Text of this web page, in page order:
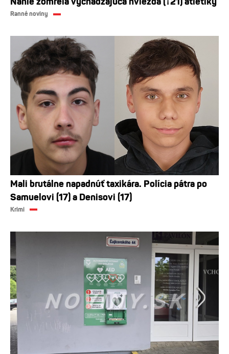
Ranné noviny
Mali brutálne napadnúť taxikára. Polícia pátra po
Samuelovi (17) a Denisovi (17)
Krimi